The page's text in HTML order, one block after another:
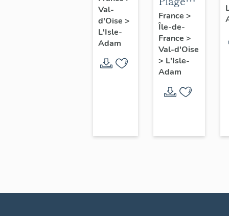
ou
chalet
Dambry
Val-
d'Oise >
L'Isle-
Adam
fluviale
de
L'Isle-
Adam
France >
Île-de-
France >
Val-d'Oise
> L'Isle-
Adam